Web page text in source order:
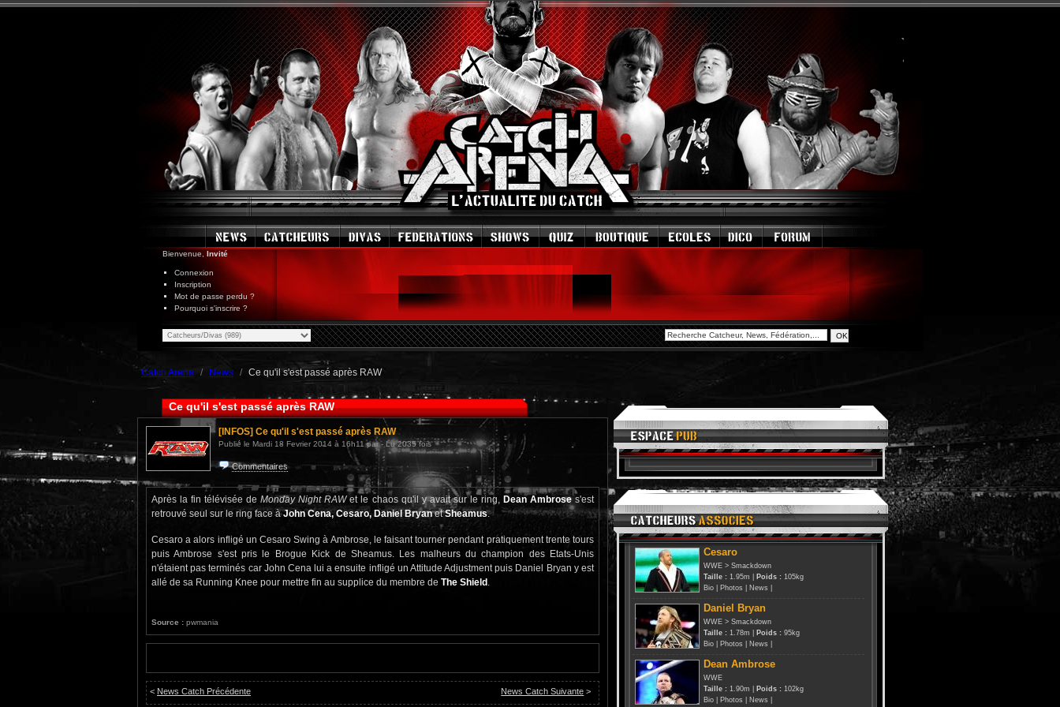
Bienvenue, Invité
Connexion
Inscription
Mot de passe perdu ?
Pourquoi s'inscrire ?
Catch Arena News Ce qu'il s'est passé après RAW
Ce qu'il s'est passé après RAW
[INFOS] Ce qu'il s'est passé après RAW
Publié le Mardi 18 Fevrier 2014 à 16h11 par - Lu 2035 fois
Commentaires
Après la fin télévisée deMonday Night RAWet le chaos qu'il y avait sur le ring, Dean Ambroses'est
retrouvé seul sur le ring face àJohn Cena, Cesaro, Daniel BryanetSheamus.
Cesaro a alors infligé un Cesaro Swing à Ambrose, le faisant tourner pendant pratiquement trente tours
puis Ambrose s'est pris le Brogue Kick de Sheamus. Les malheurs du champion des Etats-Unis
n'étaient pas terminés car John Cena lui a ensuite infligé un Attitude Adjustment puis Daniel Bryan y est
allé de sa Running Knee pour mettre fin au supplice du membre de The Shield
Source : pwmania
< News Catch Précédente News Catch Suivante >
Cesaro
WWE > Smackdown
Taille : 1.95m | Poids : 105kg
Bio
Photos News
Daniel Bryan
WWE > Smackdown
Taille : 1.78m | Poids : 95kg
Bio
Photos News
Dean Ambrose
WWE
Taille : 1.90m | Poids : 102kg
Bio
Photos News